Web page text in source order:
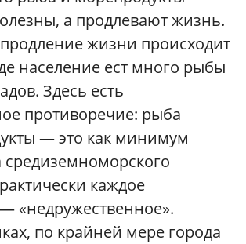
а продлевают жизнь.
продление жизни происходит
население ест много рыбы
Здесь есть
противоречие: рыба
— это как минимум
средиземноморского
каждое
«недружественное».
по крайней мере города